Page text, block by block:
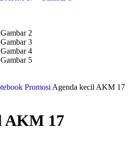
Promosi Agenda kecil AKM 17
AKM 17